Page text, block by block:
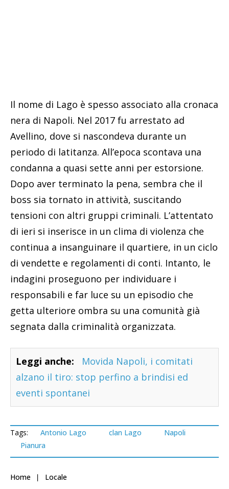
Il nome di Lago è spesso associato alla cronaca
nera di Napoli. Nel 2017 fu arrestato ad
Avellino, dove si nascondeva durante un
periodo di latitanza. All’epoca scontava una
condanna a quasi sette anni per estorsione.
Dopo aver terminato la pena, sembra che il
boss sia tornato in attività, suscitando
tensioni con altri gruppi criminali. L’attentato
di ieri si inserisce in un clima di violenza che
continua a insanguinare il quartiere, in un ciclo
di vendette e regolamenti di conti. Intanto, le
indagini proseguono per individuare i
responsabili e far luce su un episodio che
getta ulteriore ombra su una comunità già
segnata dalla criminalità organizzata.
Leggi anche:
Movida Napoli, i comitati
alzano il tiro: stop perfino a brindisi ed
eventi spontanei
Tags: Antonio Lago clan Lago
Napoli
Pianura
Home Locale